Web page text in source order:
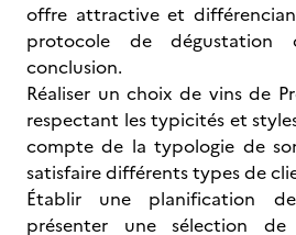
offre attractive et
protocole de dégustation
conclusion.
Réaliser un choix de vins de
respectant les typicités et
compte de la typologie de
satisfaire différents types de
Établir une planification
présenter une sélection